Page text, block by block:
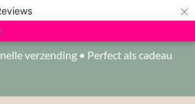
×
verzending • Perfect als cadeau